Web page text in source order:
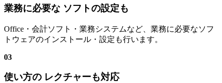
業務に必要な ソフトの設定も
Office・会計ソフト・業務システムなど、業務に必要なソフ
トウェアのインストール・設定も行います。
03
使い方の レクチャーも対応